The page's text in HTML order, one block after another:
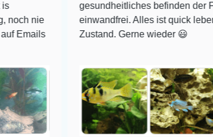
gesundheitliches befinden der Fische
einwandfrei. Alles ist quick lebendig und
Zustand. Gerne wieder 😃